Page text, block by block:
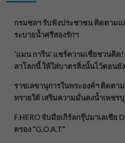
กรมชลฯ รับฟังประชาชน ติดตาม
ระบายน้ำศรีสองรักฯ
‘แมน การิน’ แชร์ความเชื่อชวนคิด
ลาโลกนี้ ให้ใส่บาตรสิ่งนั้นไว้ตอนยั
ราชเลขานุการในพระองค์ฯ ติดตา
ทรายใต้ เสริมความมั่นคงน้ำเพชร
F.HERO จับมือเกิร์ลกรุ๊ปมาเลเซีย
ตรอง “G.O.A.T”